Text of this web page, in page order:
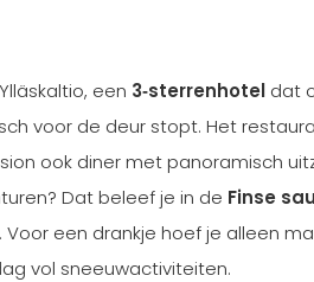
een 3‑sterrenhotel dat
voor de deur stopt. Het
ook diner met panoramisch
Dat beleef je in de Finse
een drankje hoef je alleen
vol sneeuwactiviteiten.